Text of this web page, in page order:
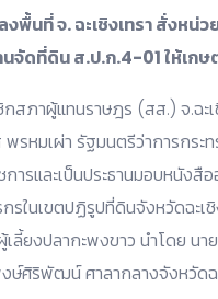
พื้นที่ จ. ฉะเชิงเทรา สั่งหน่
จัดที่ดิน ส.ป.ก.4-01 ให้เกษ
สภาผู้แทนราษฎร (สส.) จ.ฉะ
พรหมเผ่า รัฐมนตรีว่าการกร
ารและเป็นประธานมอบหนังสื
รในเขตปฏิรูปที่ดินจังหวัดฉะเ
ยงปลากะพงขาว นำโดย นา
ศิริพัฒน์ ศาลากลางจังหวัดฉะ